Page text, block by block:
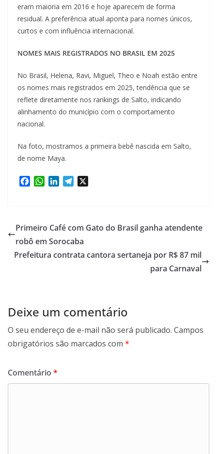
eram maioria em 2016 e hoje aparecem de forma
residual. A preferência atual aponta para nomes únicos,
curtos e com influência internacional.
NOMES MAIS REGISTRADOS NO BRASIL EM 2025
No Brasil, Helena, Ravi, Miguel, Theo e Noah estão entre
os nomes mais registrados em 2025, tendência que se
reflete diretamente nos rankings de Salto, indicando
alinhamento do município com o comportamento
nacional.
Na foto, mostramos a primeira bebê nascida em Salto,
de nome Maya.
b
o
o
k
W
s
A
p
p
e
d
I
n
g
r
a
m
Primeiro Café com Gato do Brasil ganha atendente
robô em Sorocaba
Prefeitura contrata cantora sertaneja por R$ 87 mil
para Carnaval
Deixe um comentário
O seu endereço de e-mail não será publicado. Campos
obrigatórios são marcados com *
Comentário *